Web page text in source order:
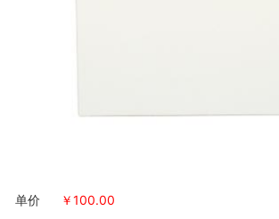
单价 ￥100.00